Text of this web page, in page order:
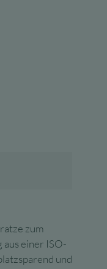
zum
aus einer ISO-
und